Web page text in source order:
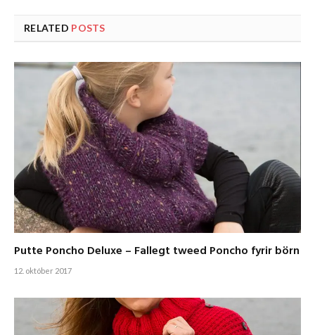
RELATED POSTS
Putte Poncho Deluxe – Fallegt tweed Poncho fyrir börn
12. október 2017